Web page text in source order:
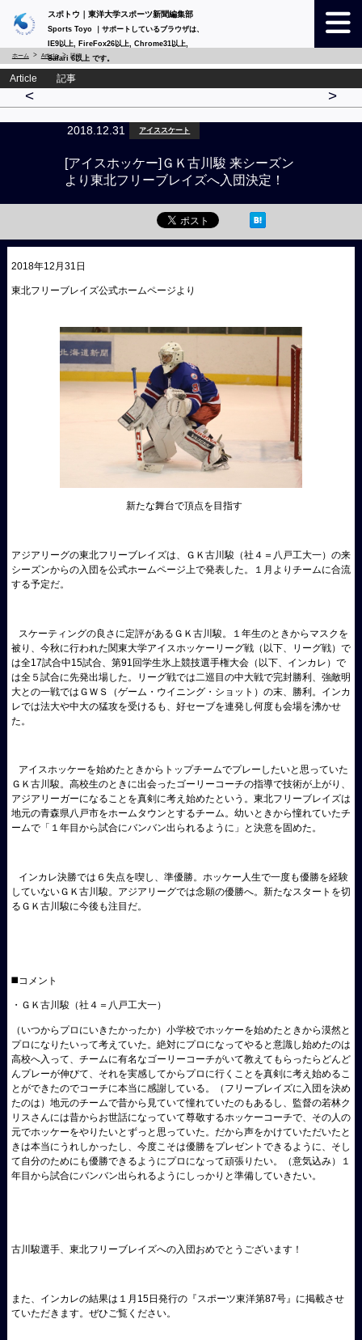
スポトウ｜東洋大学スポーツ新聞編集部
Sports Toyo ｜サポートしているブラウザは、
IE9以上, FireFox26以上, Chrome31以上,
Safari 6以上 です。
ホーム Article 詳細
Article 記事
< >
2018.12.31 アイススケート
[アイスホッケー]ＧＫ古川駿 来シーズン
より東北フリーブレイズへ入団決定！
2018年12月31日
東北フリーブレイズ公式ホームページより
新たな舞台で頂点を目指す
アジアリーグの東北フリーブレイズは、ＧＫ古川駿（社４＝八戸工大一）の来
シーズンからの入団を公式ホームページ上で発表した。１月よりチームに合流
する予定だ。
スケーティングの良さに定評があるＧＫ古川駿。１年生のときからマスクを
被り、今秋に行われた関東大学アイスホッケーリーグ戦（以下、リーグ戦）で
は全17試合中15試合、第91 回学生氷上競技選手権大会（以下、インカレ）で
は全５試合に先発出場した。リーグ戦では二巡目の中大戦で完封勝利、強敵明
大との一戦ではＧＷＳ（ゲーム・ウイニング・ショット）の末、勝利。インカ
レでは法大や中大の猛攻を受けるも、好セーブを連発し何度も会場を沸かせ
た。
アイスホッケーを始めたときからトップチームでプレーしたいと思っていた
ＧＫ古川駿。高校生のときに出会ったゴーリーコーチの指導で技術が上がり、
アジアリーガーになることを真剣に考え始めたという。東北フリーブレイズは
地元の青森県八戸市をホームタウンとするチーム。幼いときから憧れていたチ
ームで「１年目から試合にバンバン出られるように」と決意を固めた。
インカレ決勝では６失点を喫し、準優勝。ホッケー人生で一度も優勝を経験
していないＧＫ古川駿。アジアリーグでは念願の優勝へ。新たなスタートを切
るＧＫ古川駿に今後も注目だ。
◼️コメント
・ＧＫ古川駿（社４＝八戸工大一）
（いつからプロにいきたかったか）小学校でホッケーを始めたときから漠然と
プロになりたいって考えていた。絶対にプロになってやると意識し始めたのは
高校へ入って、チームに有名なゴーリーコーチがいて教えてもらったらどんど
んプレーが伸びて、それを実感してからプロに行くことを真剣に考え始めるこ
とができたのでコーチに本当に感謝している。（フリーブレイズに入団を決め
たのは）地元のチームで昔から見ていて憧れていたのもあるし、監督の若林ク
リスさんには昔からお世話になっていて尊敬するホッケーコーチで、その人の
元でホッケーをやりたいとずっと思っていた。だから声をかけていただいたと
きは本当にうれしかったし、今度こそは優勝をプレゼントできるように、そし
て自分のためにも優勝できるようにプロになって頑張りたい。（意気込み）１
年目から試合にバンバン出られるようにしっかりと準備していきたい。
古川駿選手、東北フリーブレイズへの入団おめでとうございます！
また、インカレの結果は１月 15日発行の『スポーツ東洋第87号』に掲載させ
ていただきます。ぜひご覧ください。